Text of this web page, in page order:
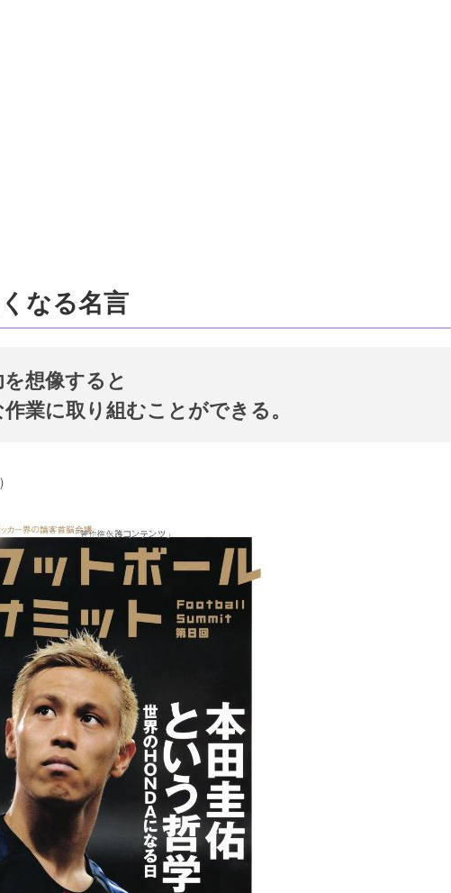
なる名言
想像すると
業に取り組むことができる。